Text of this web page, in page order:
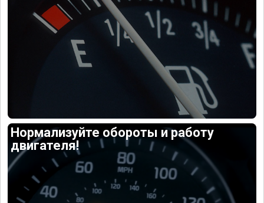
Нормализуйте обороты и работу
двигателя!